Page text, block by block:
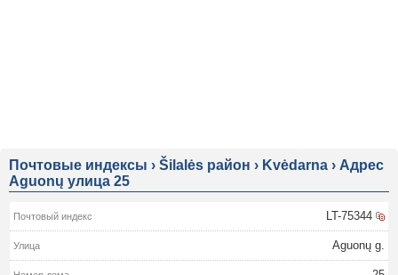
Почтовые индексы › Šilalės район › Kvėdarna › Адрес
Aguonų улица 25
LT-75344
Aguonų g.